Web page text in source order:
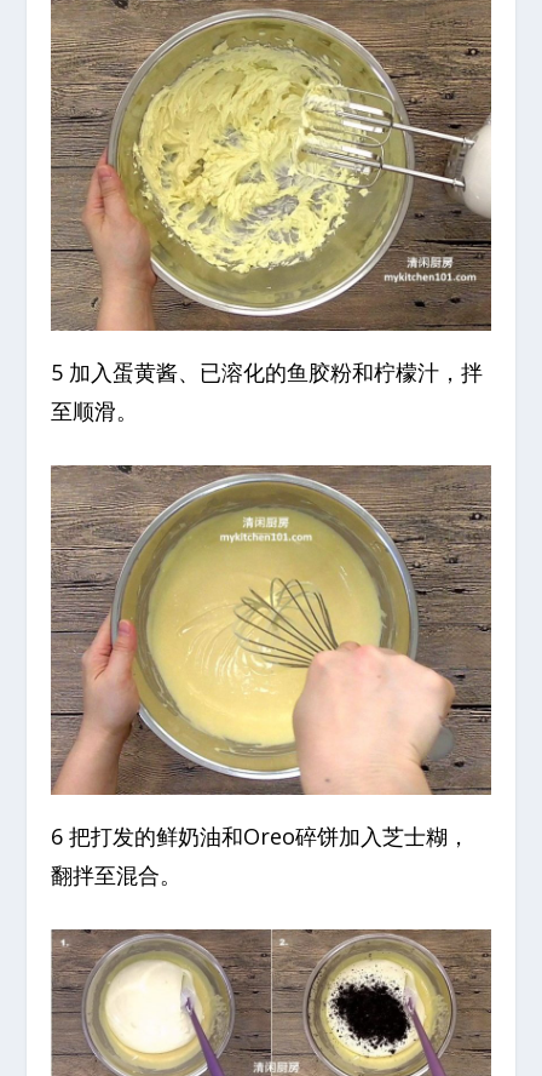
5 加入蛋黄酱、已溶化的鱼胶粉和柠檬汁，拌
至顺滑。
6 把打发的鲜奶油和Oreo碎饼加入芝士糊，
翻拌至混合。